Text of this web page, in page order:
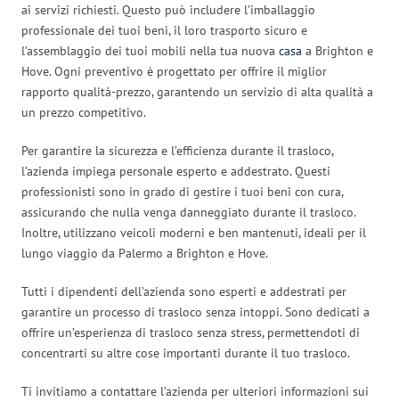
ai servizi richiesti. Questo può includere l’imballaggio
professionale dei tuoi beni, il loro trasporto sicuro e
l’assemblaggio dei tuoi mobili nella tua nuova casa a Brighton e
Hove. Ogni preventivo è progettato per offrire il miglior
rapporto qualità-prezzo, garantendo un servizio di alta qualità a
un prezzo competitivo.
Per garantire la sicurezza e l’efficienza durante il trasloco,
l’azienda impiega personale esperto e addestrato. Questi
professionisti sono in grado di gestire i tuoi beni con cura,
assicurando che nulla venga danneggiato durante il trasloco.
Inoltre, utilizzano veicoli moderni e ben mantenuti, ideali per il
lungo viaggio da Palermo a Brighton e Hove.
Tutti i dipendenti dell’azienda sono esperti e addestrati per
garantire un processo di trasloco senza intoppi. Sono dedicati a
offrire un’esperienza di trasloco senza stress, permettendoti di
concentrarti su altre cose importanti durante il tuo trasloco.
Ti invitiamo a contattare l’azienda per ulteriori informazioni sui